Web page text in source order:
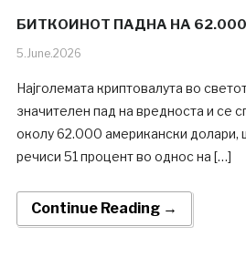
БИТКОИНОТ ПАДНА НА
5.June.2026
Најголемата криптовалута во
значителен пад на вредноста и се
околу 62.000 американски долари,
речиси 51 процент во однос на […]
Continue Reading →